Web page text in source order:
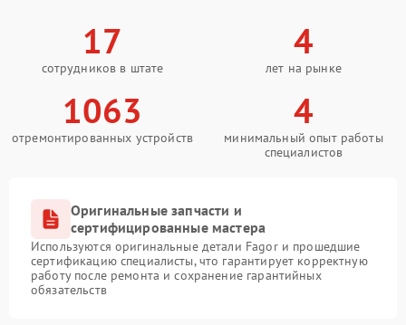
17
сотрудников в штате
4
лет на рынке
1063
отремонтированных устройств
4
минимальный опыт работы
специалистов
Оригинальные запчасти и
сертифицированные мастера
Используются оригинальные детали Fagor и прошедшие
сертификацию специалисты, что гарантирует корректную
работу после ремонта и сохранение гарантийных
обязательств